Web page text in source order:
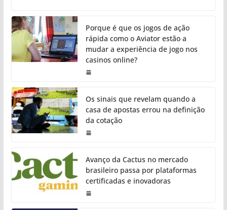
Porque é que os jogos de ação
rápida como o Aviator estão a
mudar a experiência de jogo nos
casinos online?
Os sinais que revelam quando a
casa de apostas errou na definição
da cotação
Avanço da Cactus no mercado
brasileiro passa por plataformas
certificadas e inovadoras